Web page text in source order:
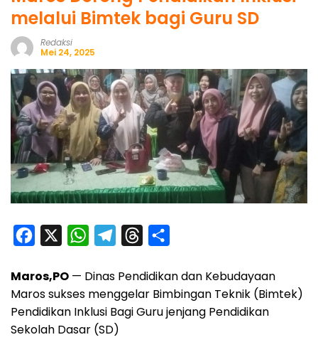
melalui Bimtek bagi Guru SD
Redaksi
Mei 24, 2025
c
e
b
W
a
t
s
e
g
r
e
a
a
r
e
Maros,PO — Dinas Pendidikan dan Kebudayaan
Maros sukses menggelar Bimbingan Teknik (Bimtek)
Pendidikan Inklusi Bagi Guru jenjang Pendidikan
Sekolah Dasar (SD)